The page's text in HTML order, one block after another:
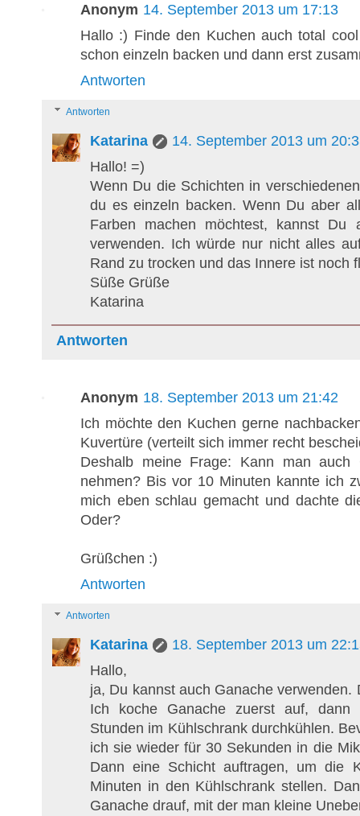
Anonym 14. September 2013 um 17:13
Hallo :) Finde den Kuchen auch total
schon einzeln backen und dann erst
Antworten
Antworten
Katarina
14. September 2013 um
Hallo! =)
Wenn Du die Schichten in
du es einzeln backen. Wenn Du aber
Farben machen möchtest, kannst Du
verwenden. Ich würde nur nicht alles
Rand zu trocken und das Innere ist noch
Süße Grüße
Katarina
Antworten
Anonym 18. September 2013 um 21:42
Ich möchte den Kuchen gerne
Kuvertüre (verteilt sich immer recht
Deshalb meine Frage: Kann man auch
nehmen? Bis vor 10 Minuten kannte ich
mich eben schlau gemacht und dachte
Oder?
Grüßchen :)
Antworten
Antworten
Katarina
18. September 2013 um
Hallo,
ja, Du kannst auch Ganache
Ich koche Ganache zuerst auf,
Stunden im Kühlschrank durchkühlen.
ich sie wieder für 30 Sekunden in die
Dann eine Schicht auftragen, um die
Minuten in den Kühlschrank stellen.
Ganache drauf, mit der man kleine